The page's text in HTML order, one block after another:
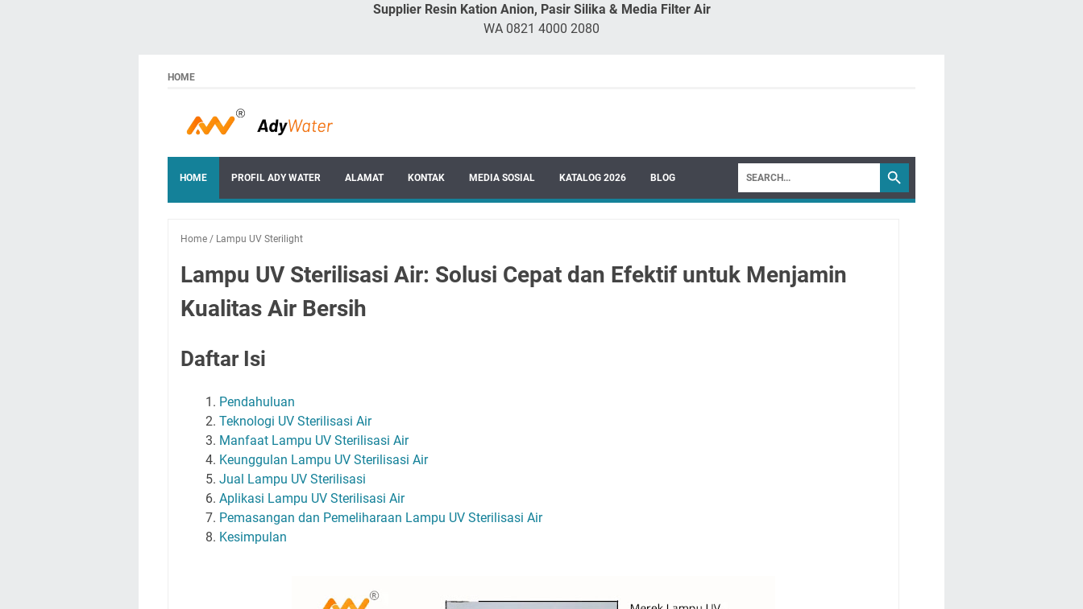
Supplier Resin Kation Anion, Pasir Silika & Media Filter Air
WA 0821 4000 2080
HOME
HOME PROFIL ADY WATER ALAMAT KONTAK MEDIA SOSIAL KATALOG 2026 BLOG
Home / Lampu UV Sterilight
Lampu UV Sterilisasi Air: Solusi Cepat dan Efektif untuk Menjamin
Kualitas Air Bersih
Daftar Isi
Pendahuluan
Teknologi UV Sterilisasi Air
Manfaat Lampu UV Sterilisasi Air
Keunggulan Lampu UV Sterilisasi Air
Jual Lampu UV Sterilisasi
Aplikasi Lampu UV Sterilisasi Air
Pemasangan dan Pemeliharaan Lampu UV Sterilisasi Air
Kesimpulan